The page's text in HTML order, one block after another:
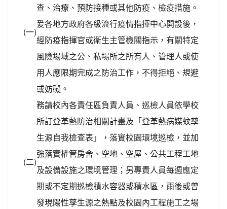
(一)
查、治療、預防接種或其他防疫、檢疫措施。
爰各地方政府各級流行疫情指揮中心開設後，
經防疫指揮官或衛生主管機關指示，有關特定
風險場域之公、私場所之所有人、管理人或使
用人應限期完成之防治工作，不得拒絕、規避
或妨礙。
(二)
務請校內各責任區負責人員、巡檢人員依學校
所訂登革熱防治相關計畫及「登革熱病媒蚊孳
生源自我檢查表」，落實校園環境巡檢，並加
強落實權管房舍、空地、空屋、公共工程工地
及設備設施之環境管理；另專責人員每週應定
期或不定期巡檢積水容器或積水區，雨後或曾
發現陽性孳生源之熱點及校園內工程施工之場